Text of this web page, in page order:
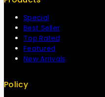
Special
Best Seller
Top Rated
Featured
New Arrivals
Policy